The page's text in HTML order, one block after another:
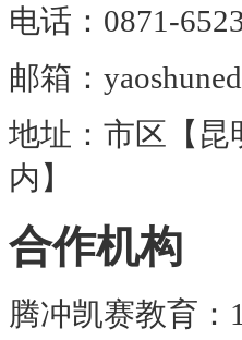
电话：0871-
邮箱：
地址：市区【昆
内】
合作机构
腾冲凯赛教育：